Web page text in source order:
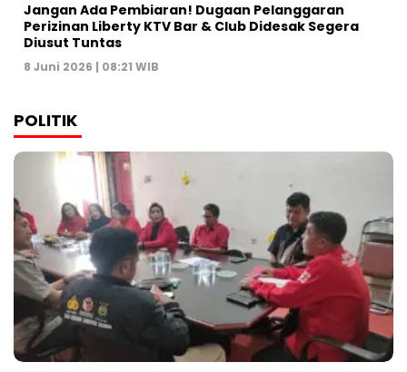
Jangan Ada Pembiaran! Dugaan Pelanggaran
Perizinan Liberty KTV Bar & Club Didesak Segera
Diusut Tuntas
8 Juni 2026 | 08:21 WIB
POLITIK